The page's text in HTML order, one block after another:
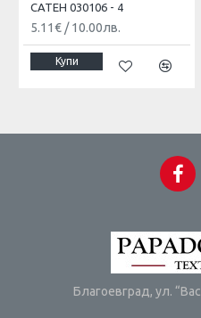
САТЕН 030106 - 4
5.11€ /10.00лв.
Купи
Благоевград, ул.